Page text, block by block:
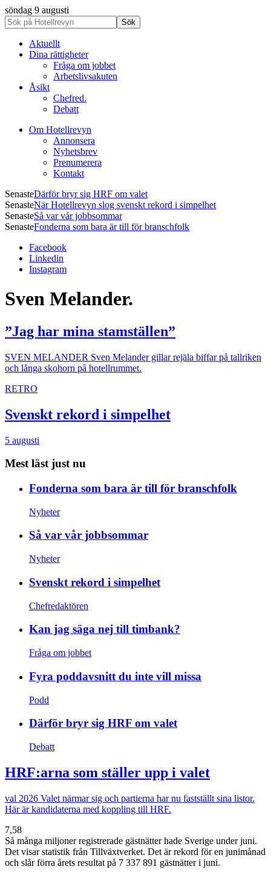
söndag 9 augusti
Aktuellt
Dina rättigheter
Fråga om jobbet
Arbetslivsakuten
Åsikt
Chefred.
Debatt
Om Hotellrevyn
Annonsera
Nyhetsbrev
Prenumerera
Kontakt
SenasteDärför bryr sig HRF om valet
SenasteNär Hotellrevyn slog svenskt rekord i simpelhet
SenasteSå var vår jobbsommar
SenasteFonderna som bara är till för branschfolk
Facebook
Linkedin
Instagram
Sven Melander.
”Jag har mina stamställen”
SVEN MELANDER Sven Melander gillar rejäla biffar på tallriken
och långa skohorn på hotellrummet.
RETRO
Svenskt rekord i simpelhet
5 augusti
Mest läst just nu
Fonderna som bara är till för branschfolk
Nyheter
Så var vår jobbsommar
Nyheter
Svenskt rekord i simpelhet
Chefredaktören
Kan jag säga nej till timbank?
Fråga om jobbet
Fyra poddavsnitt du inte vill missa
Podd
Därför bryr sig HRF om valet
Debatt
HRF:arna som ställer upp i valet
val 2026 Valet närmar sig och partierna har nu fastställt sina listor.
Här är kandidaterna med koppling till HRF.
7,58
Så många miljoner registrerade gästnätter hade Sverige under juni.
Det visar statistik från Tillväxtverket. Det är rekord för en junimånad
och slår förra årets resultat på 7 337 891 gästnätter i juni.